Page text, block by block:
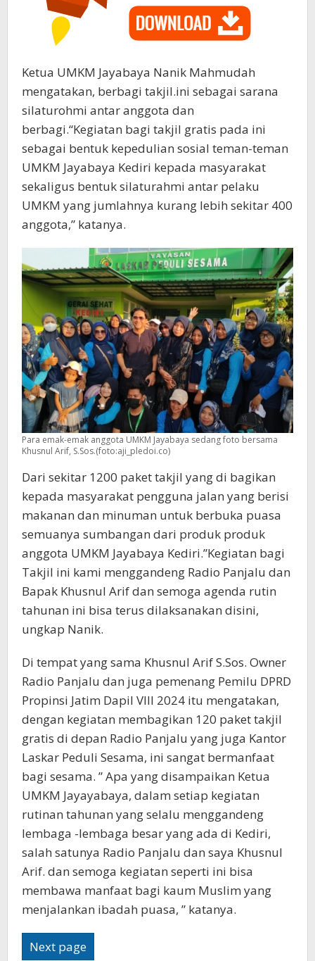
Ketua UMKM Jayabaya Nanik Mahmudah
mengatakan, berbagi takjil.ini sebagai sarana
silaturohmi antar anggota dan
berbagi.“Kegiatan bagi takjil gratis pada ini
sebagai bentuk kepedulian sosial teman-teman
UMKM Jayabaya Kediri kepada masyarakat
sekaligus bentuk silaturahmi antar pelaku
UMKM yang jumlahnya kurang lebih sekitar 400
anggota,” katanya.
Para emak-emak anggota UMKM Jayabaya sedang foto bersama
Khusnul Arif, S.Sos.(foto:aji_pledoi.co)
Dari sekitar 1200 paket takjil yang di bagikan
kepada masyarakat pengguna jalan yang berisi
makanan dan minuman untuk berbuka puasa
semuanya sumbangan dari produk produk
anggota UMKM Jayabaya Kediri.”Kegiatan bagi
Takjil ini kami menggandeng Radio Panjalu dan
Bapak Khusnul Arif dan semoga agenda rutin
tahunan ini bisa terus dilaksanakan disini,
ungkap Nanik.
Di tempat yang sama Khusnul Arif S.Sos. Owner
Radio Panjalu dan juga pemenang Pemilu DPRD
Propinsi Jatim Dapil VIII 2024 itu mengatakan,
dengan kegiatan membagikan 120 paket takjil
gratis di depan Radio Panjalu yang juga Kantor
Laskar Peduli Sesama, ini sangat bermanfaat
bagi sesama. ” Apa yang disampaikan Ketua
UMKM Jayayabaya, dalam setiap kegiatan
rutinan tahunan yang selalu menggandeng
lembaga -lembaga besar yang ada di Kediri,
salah satunya Radio Panjalu dan saya Khusnul
Arif. dan semoga kegiatan seperti ini bisa
membawa manfaat bagi kaum Muslim yang
menjalankan ibadah puasa, ” katanya.
Next page